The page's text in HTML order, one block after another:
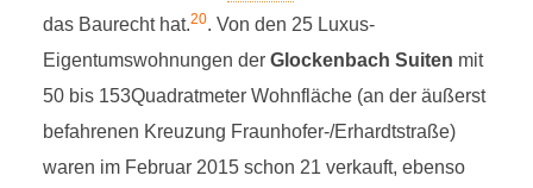
das Baurecht hat.20. Von den 25 Luxus-
Eigentumswohnungen der Glockenbach Suiten mit
50 bis 153Quadratmeter Wohnfläche (an der äußerst
befahrenen Kreuzung Fraunhofer-/Erhardtstraße)
waren im Februar 2015 schon 21 verkauft, ebenso